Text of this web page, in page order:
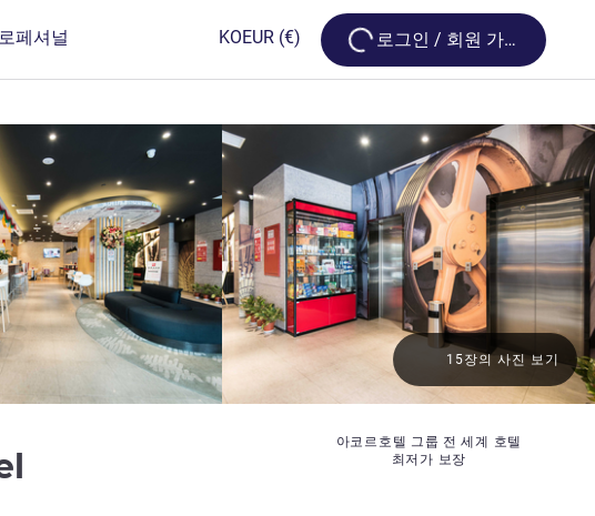
페셔널 KOEUR (€) Loading...
로그인 / 회원 가입
아코르호텔 그룹 전 세계 호텔
최저가 보장
15장의 사진 보기